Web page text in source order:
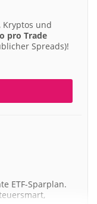
Kryptos und
pro Trade
Spreads)!
ETF-Sparplan.